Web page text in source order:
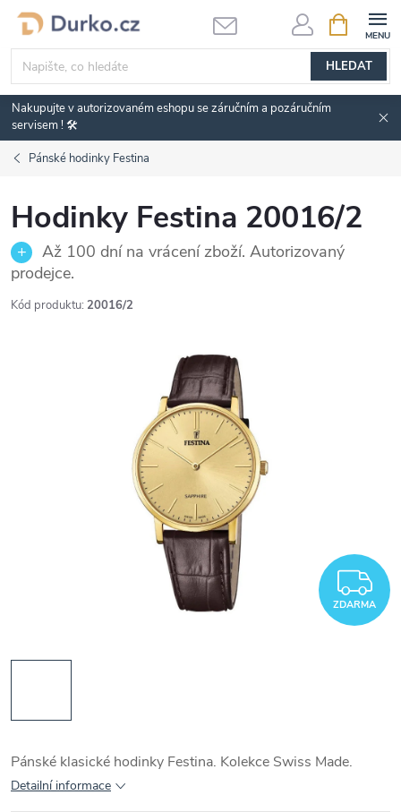
Přejít
obsah
HLEDAT
NÁKUPNÍ
KOŠÍK
Nakupujte v autorizovaném eshopu se záručním a pozáručním
servisem ! 🛠️
Pánské hodinky Festina
Hodinky Festina 20016/2
Až 100 dní na vrácení zboží. Autorizovaný
prodejce.
Kód produktu: 20016/2
ZDARMA
Pánské klasické hodinky Festina. Kolekce Swiss Made.
Detailní informace